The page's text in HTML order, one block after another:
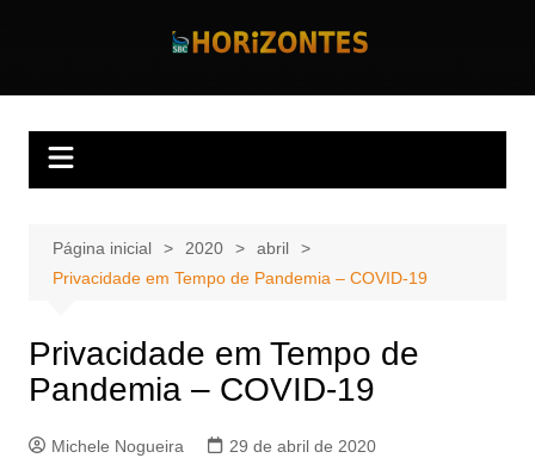
Horizontes
Página inicial 2020
abril
Privacidade em Tempo de Pandemia – COVID-19
Privacidade em Tempo de
Pandemia – COVID-19
Michele Nogueira
29 de abril de 2020